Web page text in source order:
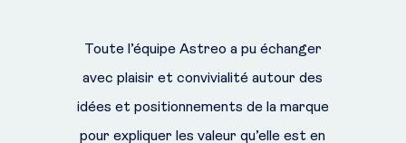
Toute l’équipe Astreo a pu échanger
avec plaisir et convivialité autour des
idées et positionnements de la marque
pour expliquer les valeur qu’elle est en